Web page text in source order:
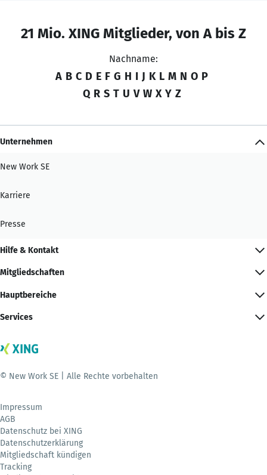
21 Mio. XING Mitglieder, von A bis Z
Nachname:
A B C D E F G H I J K L M N O P
Q R S T U V W X Y Z
Unternehmen
New Work SE
Karriere
Presse
Hilfe & Kontakt
Mitgliedschaften
Hauptbereiche
Services
© New Work SE | Alle Rechte vorbehalten
Impressum
AGB
Datenschutz bei XING
Datenschutzerklärung
Mitgliedschaft kündigen
Tracking